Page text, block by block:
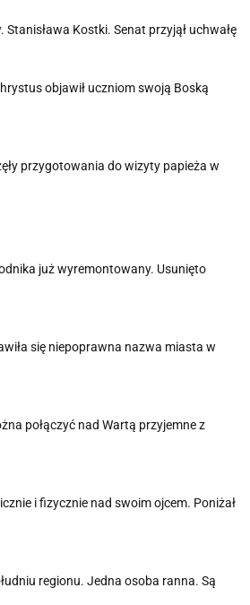
Kostki. Senat przyjął uchwałę
objawił uczniom swoją Boską
przygotowania do wizyty papieża w
już wyremontowany. Usunięto
się niepoprawna nazwa miasta w
połączyć nad Wartą przyjemne z
i fizycznie nad swoim ojcem. Poniżał
regionu. Jedna osoba ranna. Są